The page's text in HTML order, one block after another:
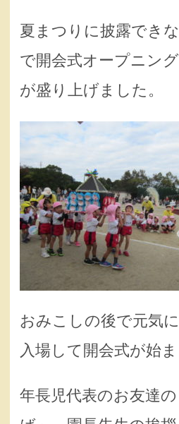
夏まつりに披露でき
で開会式オープニン
が盛り上げました。
おみこしの後で元気
入場して開会式が始ま
年長児代表のお友達